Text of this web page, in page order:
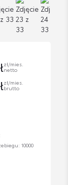
zł/mies.
netto
zł/mies.
brutto
10000